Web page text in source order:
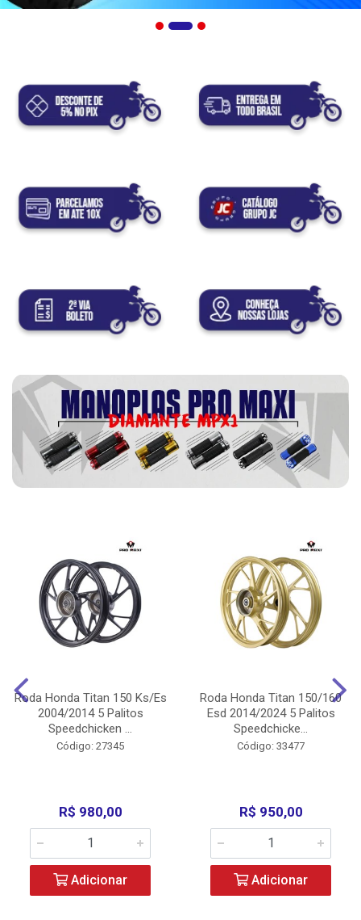
Roda Honda Titan 150 Ks/Es
2004/2014 5 Palitos
Speedchicken ...
Código: 27345
R$ 980,00
Adicionar
Roda Honda Titan 150/160
Esd 2014/2024 5 Palitos
Speedchicke...
Código: 33477
R$ 950,00
Adicionar